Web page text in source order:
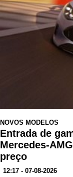
NOVOS MODELOS
Entrada de
Mercedes-
preço
12:17 - 07-08-2026